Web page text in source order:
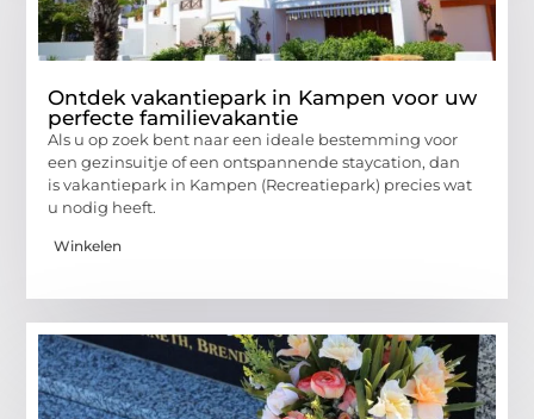
Ontdek vakantiepark in Kampen voor uw
perfecte familievakantie
Als u op zoek bent naar een ideale bestemming voor
een gezinsuitje of een ontspannende staycation, dan
is vakantiepark in Kampen (Recreatiepark) precies wat
u nodig heeft.
Winkelen